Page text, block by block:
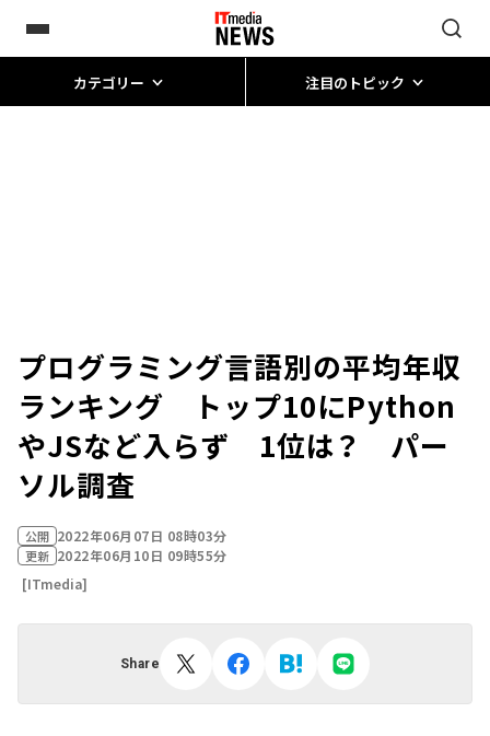
カテゴリー 注目のトピック
プログラミング言語別の平均年収
ランキング トップ10にPython
やJSなど入らず 1位は？ パー
ソル調査
公開 2022年06月07日 08時03分
更新 2022年06月10日 09時55分
[ITmedia]
Share